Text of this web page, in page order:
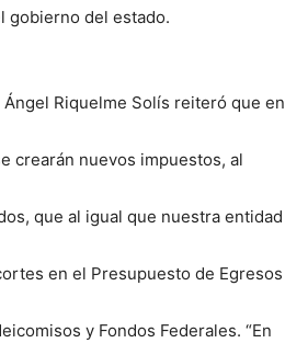
gobierno del estado.
Riquelme Solís reiteró que en
crearán nuevos impuestos, al
que al igual que nuestra entidad
en el Presupuesto de Egresos
y Fondos Federales. “En